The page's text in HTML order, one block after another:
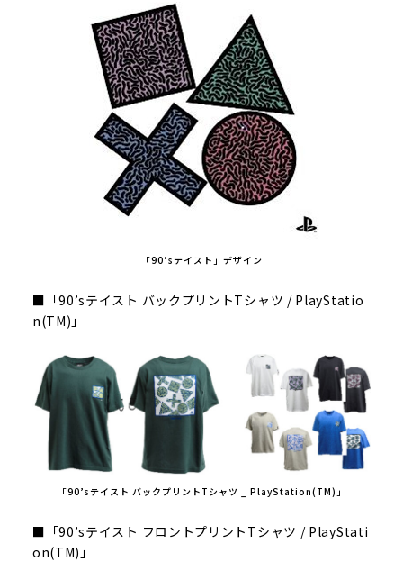
「90’sテイスト」デザイン
■「90’sテイスト バックプリントTシャツ / PlayStatio
n(TM)」
「90’sテイスト バックプリントTシャツ _ PlayStation(TM)」
■「90’sテイスト フロントプリントTシャツ / PlayStati
on(TM)」